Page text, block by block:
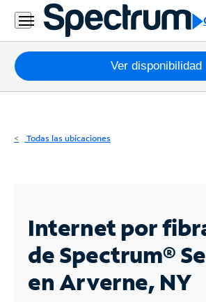
Residencial
Business
Paquetes
Internet
Business
Contáctanos
Ver disponibilidad
Todas las ubicaciones
Internet por
de Spectrum®
en Arverne, NY